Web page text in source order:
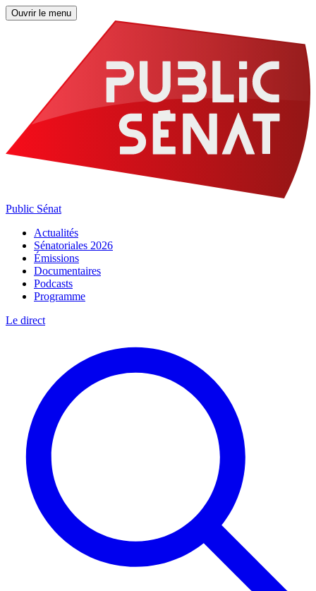
Ouvrir le menu
Public Sénat
Actualités
Sénatoriales 2026
Émissions
Documentaires
Podcasts
Programme
Le direct